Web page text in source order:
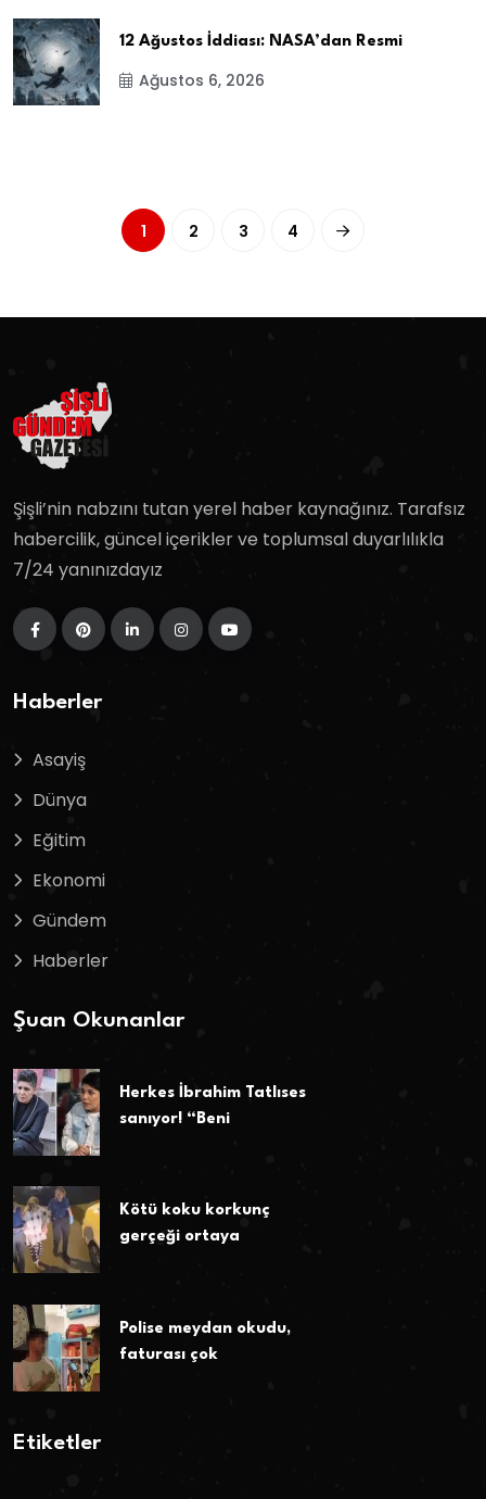
12 Ağustos İddiası: NASA’dan Resmi
Ağustos 6, 2026
1 2 3 4
Şişli’nin nabzını tutan yerel haber kaynağınız. Tarafsız
habercilik, güncel içerikler ve toplumsal duyarlılıkla
7/24 yanınızdayız
Haberler
Asayiş
Dünya
Eğitim
Ekonomi
Gündem
Haberler
Şuan Okunanlar
Herkes İbrahim Tatlıses
sanıyor! “Beni
Kötü koku korkunç
gerçeği ortaya
Polise meydan okudu,
faturası çok
Etiketler